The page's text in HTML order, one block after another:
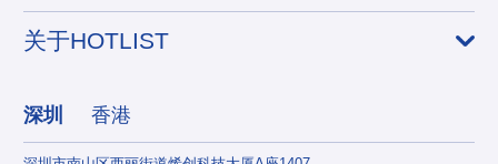
关于HOTLIST
深圳 香港